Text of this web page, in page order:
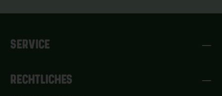
SERVICE
RECHTLICHES